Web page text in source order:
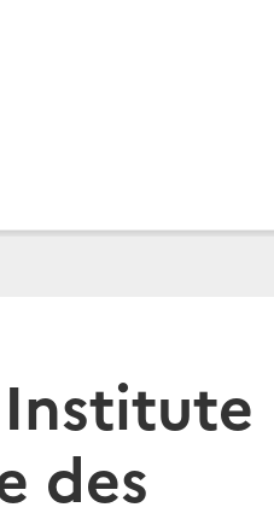
des